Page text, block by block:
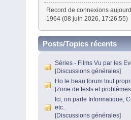
Record de connexions
1964 (08 juin 2026, 17:26:55)
Posts/Topics récents
Séries - Films Vu par les
[Discussions générales]
Ho le beau forum tout
[Zone de tests et
Ici, on parle Informatique,
etc..
[Discussions générales]